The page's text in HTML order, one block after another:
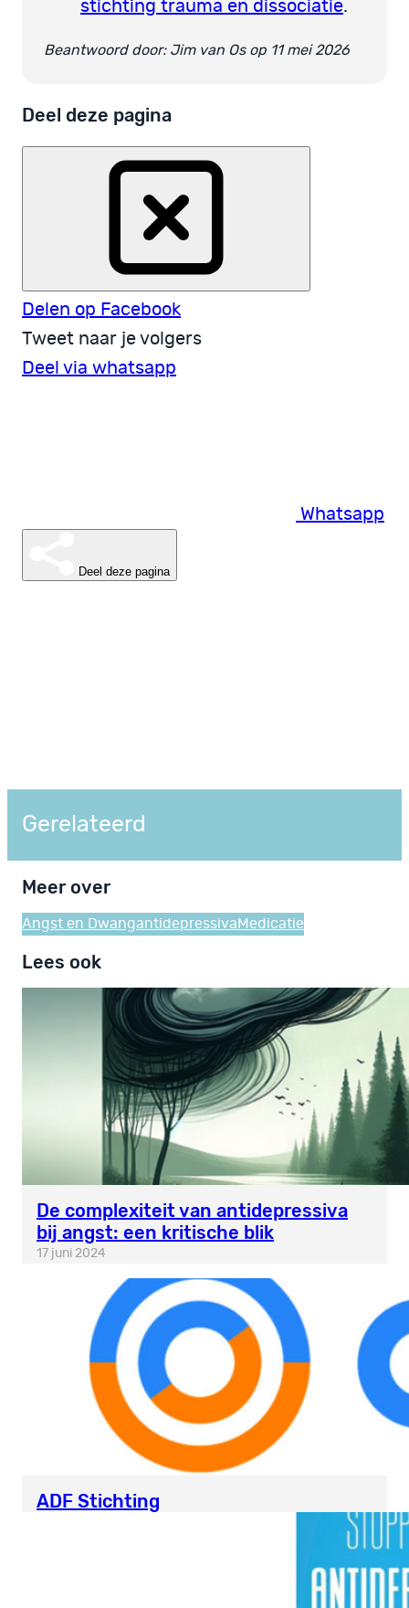
stichting trauma en dissociatie.
Beantwoord door: Jim van Os op 11 mei 2026
Deel deze pagina
Delen op Facebook
Tweet naar je volgers
Deel via whatsapp
Whatsapp
Deel deze pagina
Gerelateerd
Meer over
Angst en Dwangantidepressiva Medicatie
Lees ook
De complexiteit van antidepressiva
bij angst: een kritische blik
17 juni 2024
ADF Stichting